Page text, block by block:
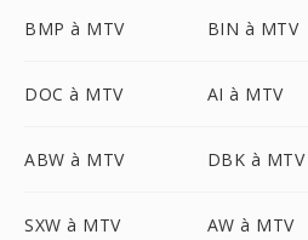
BMP à MTV BIN à MTV
DOC à MTV AI à MTV
ABW à MTV DBK à MTV
SXW à MTV AW à MTV